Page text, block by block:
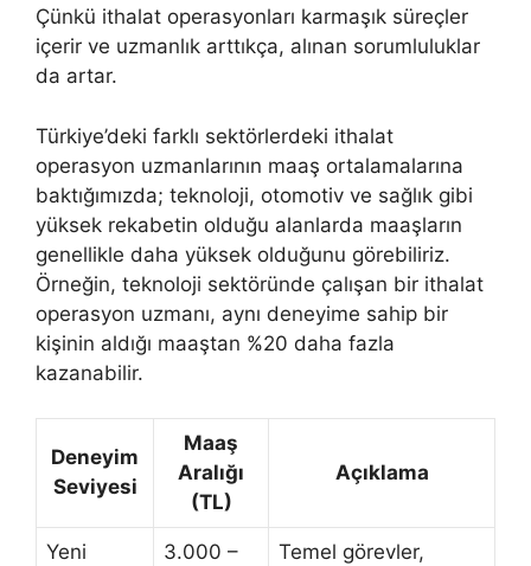
Çünkü ithalat operasyonları karmaşık süreçler
içerir ve uzmanlık arttıkça, alınan sorumluluklar
da artar.
Türkiye’deki farklı sektörlerdeki ithalat
operasyon uzmanlarının maaş ortalamalarına
baktığımızda; teknoloji, otomotiv ve sağlık gibi
yüksek rekabetin olduğu alanlarda maaşların
genellikle daha yüksek olduğunu görebiliriz.
Örneğin, teknoloji sektöründe çalışan bir ithalat
operasyon uzmanı, aynı deneyime sahip bir
kişinin aldığı maaştan %20 daha fazla
kazanabilir.
Deneyim
Seviyesi
Maaş
Aralığı
(TL)
Açıklama
Yeni
3.000 –
Temel görevler,